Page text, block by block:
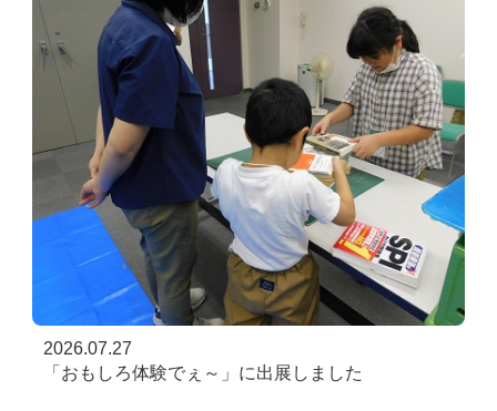
2026.07.27
「おもしろ体験でぇ～」に出展しました